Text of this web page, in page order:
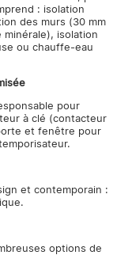
: isolation
des murs (30 mm
isolation
ou chauffe-eau
pour
à clé (contacteur
et fenêtre pour
et contemporain :
options de